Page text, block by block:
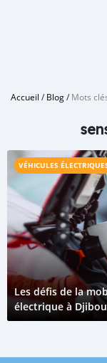
Accueil /Blog/Mots
VÉHICULES
Les défis de la
électrique à